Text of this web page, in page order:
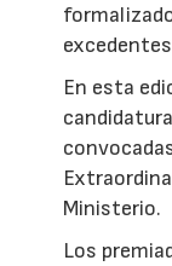
En esta
Ministerio.
Los